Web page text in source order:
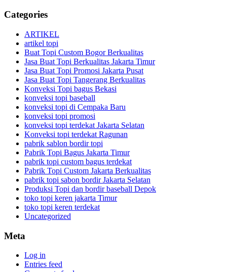
Categories
ARTIKEL
artikel topi
Buat Topi Custom Bogor Berkualitas
Jasa Buat Topi Berkualitas Jakarta Timur
Jasa Buat Topi Promosi Jakarta Pusat
Jasa Buat Topi Tangerang Berkualitas
Konveksi Topi bagus Bekasi
konveksi topi baseball
konveksi topi di Cempaka Baru
konveksi topi promosi
konveksi topi terdekat Jakarta Selatan
Konveksi topi terdekat Ragunan
pabrik sablon bordir topi
Pabrik Topi Bagus Jakarta Timur
pabrik topi custom bagus terdekat
Pabrik Topi Custom Jakarta Berkualitas
pabrik topi sabon bordir Jakarta Selatan
Produksi Topi dan bordir baseball Depok
toko topi keren jakarta Timur
toko topi keren terdekat
Uncategorized
Meta
Log in
Entries feed